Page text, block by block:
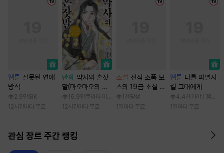
웹툰 잘못된 연애
방식
2.9만 SIK
12시간마다 무료
만화 약사의 혼잣
말(마오마오의 후
궁 수수께끼 풀이
수첩)
16.9만 쿠라타 미노지 / 휴우가 나츠
12시간마다 무료
소설 전직 조폭 보
스의 19금 소설 속
가정부 빙의기
1천 당성
1일마다 무료
웹툰 나를 파멸시
킬 그대에게
4.4천 카야 / 점면, (
1일마다 무료
관심 장르 주간 랭킹